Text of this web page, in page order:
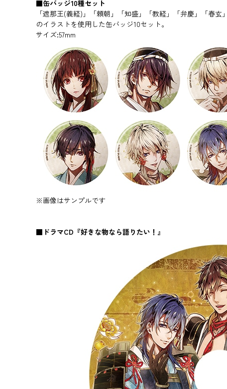
■缶バッジ10種セット
「遮那王(義経)」「頼朝」「知盛」「教経」「弁慶」「春玄
のイラストを使用した缶バッジ10セット。
サイズ:57mm
※画像はサンプルです
■ドラマCD『好きな物なら語りたい！』